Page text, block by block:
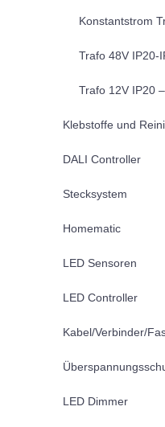
Konstantstrom
Trafo 48V IP20-
Trafo 12V IP20
Klebstoffe und
DALI Controller
Stecksystem
Homematic
LED Sensoren
LED Controller
Kabel/Verbinder/
LED Dimmer